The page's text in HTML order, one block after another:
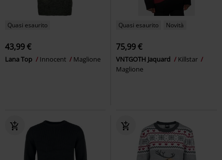
Quasi esaurito
43,99 €
Lana Top Innocent Maglione
Quasi esaurito Novità
75,99 €
VNTGOTH Jaquard
Killstar
Maglione